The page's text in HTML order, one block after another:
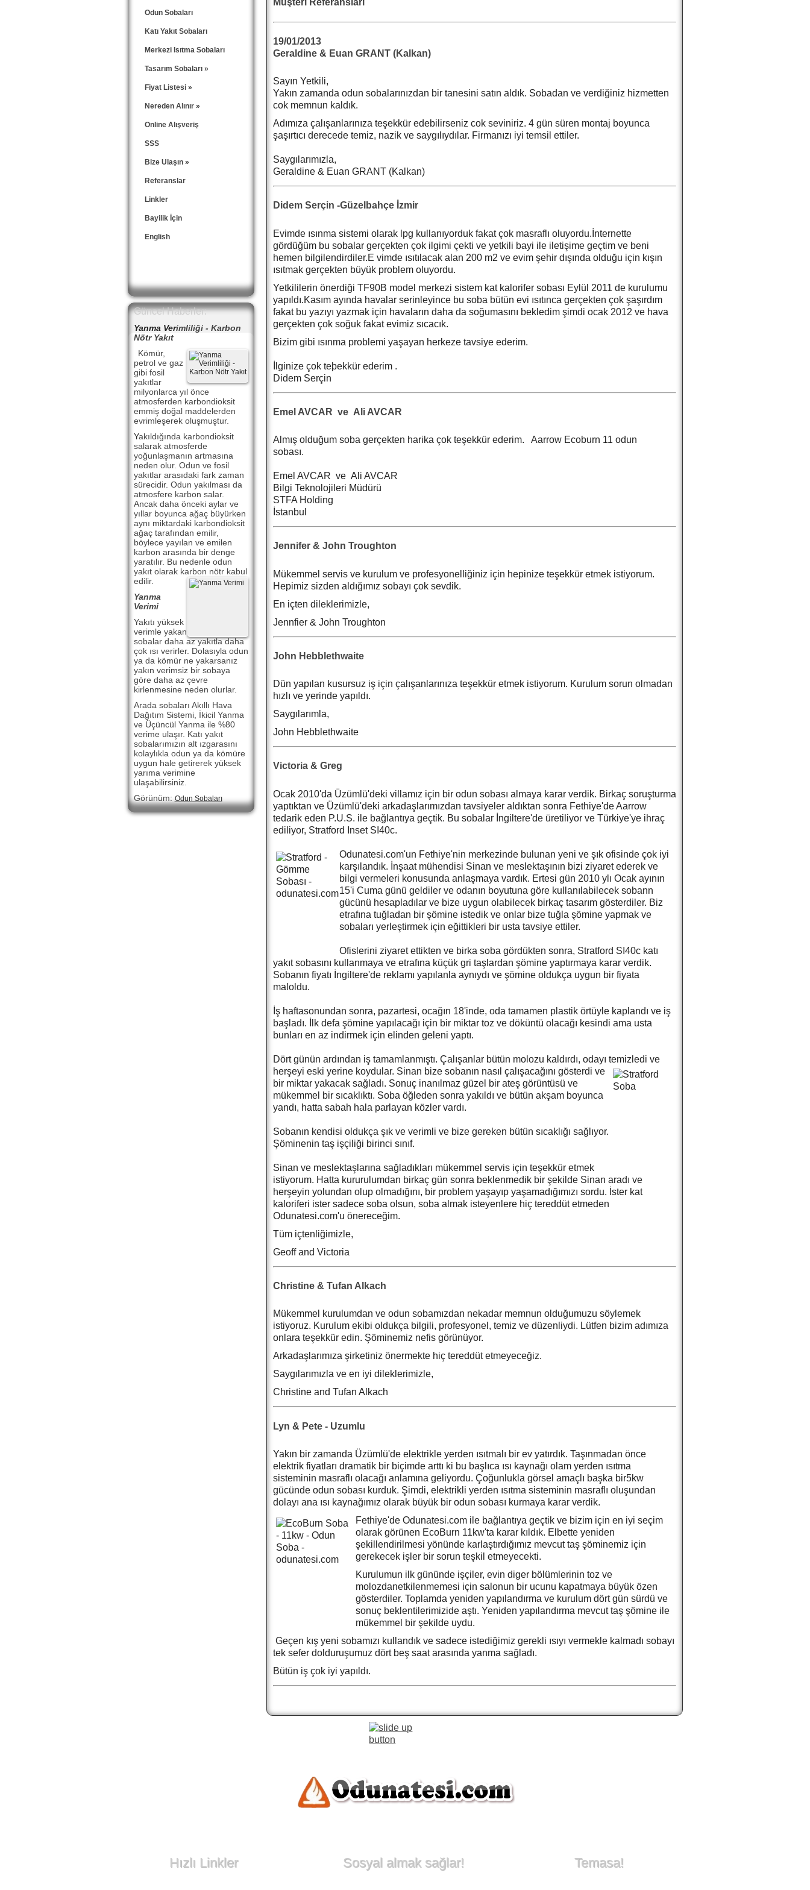
Yeni Model! - Aarrow 'i400' 6.1 Kw - Modern Tasarım Katı Yakıt Sobası - için tıklayınız
Türkiye’de hizmet veren odunatesi.com yetkililerini buradan öğrenebilirsiniz.
Odun Sobaları
Katı Yakıt Sobaları
Merkezi Isıtma Sobaları
Tasarım Sobaları»
Fiyat Listesi»
Nereden Alınır»
Online Alışveriş
SSS
Bize Ulaşın»
Referanslar
Linkler
Bayilik İçin
English
Güncel Haberler:
Yanma Verimliliği - Karbon
Nötr Yakıt
Kömür,
petrol ve gaz
gibi fosil
yakıtlar
milyonlarca yıl önce
atmosferden karbondioksit
emmiş doğal maddelerden
evrimleşerek oluşmuştur.
Yakıldığında karbondioksit
salarak atmosferde
yoğunlaşmanın artmasına
neden olur. Odun ve fosil
yakıtlar arasıdaki fark zaman
sürecidir. Odun yakılması da
atmosfere karbon salar.
Ancak daha önceki aylar ve
yıllar boyunca ağaç büyürken
aynı miktardaki karbondioksit
ağaç tarafından emilir,
böylece yayılan ve emilen
karbon arasında bir denge
yaratılır. Bu nedenle odun
yakıt olarak karbon nötr kabul
edilir.
Yanma
Verimi
Yakıtı yüksek
verimle yakan
sobalar daha az yakıtla daha
çok ısı verirler. Dolasıyla odun
ya da kömür ne yakarsanız
yakın verimsiz bir sobaya
göre daha az çevre
kirlenmesine neden olurlar.
Arada sobaları Akıllı Hava
Dağıtım Sistemi, İkicil Yanma
ve Üçüncül Yanma ile %80
verime ulaşır. Katı yakıt
sobalarımızın alt ızgarasını
kolaylıkla odun ya da kömüre
uygun hale getirerek yüksek
yarıma verimine
ulaşabilirsiniz.
Görünüm: Odun Sobaları
Müşteri Referansları
19/01/2013
Geraldine & Euan GRANT (Kalkan)
Sayın Yetkili,
Yakın zamanda odun sobalarınızdan bir tanesini satın aldık. Sobadan ve verdiğiniz hizmetten
cok memnun kaldık.
Adımıza çalışanlarınıza teşekkür edebilirseniz cok seviniriz. 4 gün süren montaj boyunca
şaşırtıcı derecede temiz, nazik ve saygılıydılar. Firmanızı iyi temsil ettiler.
Saygılarımızla,
Geraldine & Euan GRANT (Kalkan)
Didem Serçin -Güzelbahçe İzmir
Evimde ısınma sistemi olarak lpg kullanıyorduk fakat çok masraflı oluyordu.İnternette
gördüğüm bu sobalar gerçekten çok ilgimi çekti ve yetkili bayi ile iletişime geçtim ve beni
hemen bilgilendirdiler.E vimde ısıtılacak alan 200 m2 ve evim şehir dışında olduğu için kışın
ısıtmak gerçekten büyük problem oluyordu.
Yetkililerin önerdiği TF90B model merkezi sistem kat kalorifer sobası Eylül 2011 de kurulumu
yapıldı.Kasım ayında havalar serinleyince bu soba bütün evi ısıtınca gerçekten çok şaşırdım
fakat bu yazıyı yazmak için havaların daha da soğumasını bekledim şimdi ocak 2012 ve hava
gerçekten çok soğuk fakat evimiz sıcacık.
Bizim gibi ısınma problemi yaşayan herkeze tavsiye ederim.
İlginize çok teþekkür ederim .
Didem Serçin
Emel AVCAR ve Ali AVCAR
Almış olduğum soba gerçekten harika çok teşekkür ederim. Aarrow Ecoburn 11 odun
sobası.
Emel AVCAR ve Ali AVCAR
Bilgi Teknolojileri Müdürü
STFA Holding
İstanbul
Jennifer & John Troughton
Mükemmel servis ve kurulum ve profesyonelliğiniz için hepinize teşekkür etmek istiyorum.
Hepimiz sizden aldığımız sobayı çok sevdik.
En içten dileklerimizle,
Jennfier & John Troughton
John Hebblethwaite
Dün yapılan kusursuz iş için çalışanlarınıza teşekkür etmek istiyorum. Kurulum sorun olmadan
hızlı ve yerinde yapıldı.
Saygılarımla,
John Hebblethwaite
Victoria & Greg
Ocak 2010'da Üzümlü'deki villamız için bir odun sobası almaya karar verdik. Birkaç soruşturma
yaptıktan ve Üzümlü'deki arkadaşlarımızdan tavsiyeler aldıktan sonra Fethiye'de Aarrow
tedarik eden P.U.S. ile bağlantıya geçtik. Bu sobalar İngiltere'de üretiliyor ve Türkiye'ye ihraç
ediliyor, Stratford Inset SI40c.
Odunatesi.com'un Fethiye'nin merkezinde bulunan yeni ve şık ofisinde çok iyi
karşılandık. İnşaat mühendisi Sinan ve meslektaşının bizi ziyaret ederek ve
bilgi vermeleri konusunda anlaşmaya vardık. Ertesi gün 2010 ylı Ocak ayının
15'i Cuma günü geldiler ve odanın boyutuna göre kullanılabilecek sobann
gücünü hesapladılar ve bize uygun olabilecek birkaç tasarım gösterdiler. Biz
etrafına tuğladan bir şömine istedik ve onlar bize tuğla şömine yapmak ve
sobaları yerleştirmek için eğittikleri bir usta tavsiye ettiler.
Ofislerini ziyaret ettikten ve birka soba gördükten sonra, Stratford SI40c katı
yakıt sobasını kullanmaya ve etrafına küçük gri taşlardan şömine yaptırmaya karar verdik.
Sobanın fiyatı İngiltere'de reklamı yapılanla aynıydı ve şömine oldukça uygun bir fiyata
maloldu.
İş haftasonundan sonra, pazartesi, ocağın 18'inde, oda tamamen plastik örtüyle kaplandı ve iş
başladı. İlk defa şömine yapılacağı için bir miktar toz ve döküntü olacağı kesindi ama usta
bunları en az indirmek için elinden geleni yaptı.
Dört günün ardından iş tamamlanmıştı. Çalışanlar bütün molozu kaldırdı, odayı temizledi ve
herşeyi eski yerine koydular. Sinan bize sobanın nasıl çalışacağını gösterdi ve
bir miktar yakacak sağladı. Sonuç inanılmaz güzel bir ateş görüntüsü ve
mükemmel bir sıcaklıktı. Soba öğleden sonra yakıldı ve bütün akşam boyunca
yandı, hatta sabah hala parlayan közler vardı.
Sobanın kendisi oldukça şık ve verimli ve bize gereken bütün sıcaklığı sağlıyor.
Şöminenin taş işçiliği birinci sınıf.
Sinan ve meslektaşlarına sağladıkları mükemmel servis için teşekkür etmek
istiyorum. Hatta kururulumdan birkaç gün sonra beklenmedik bir şekilde Sinan aradı ve
herşeyin yolundan olup olmadığını, bir problem yaşayıp yaşamadığımızı sordu. İster kat
kaloriferi ister sadece soba olsun, soba almak isteyenlere hiç tereddüt etmeden
Odunatesi.com'u önereceğim.
Tüm içtenliğimizle,
Geoff and Victoria
Christine & Tufan Alkach
Mükemmel kurulumdan ve odun sobamızdan nekadar memnun olduğumuzu söylemek
istiyoruz. Kurulum ekibi oldukça bilgili, profesyonel, temiz ve düzenliydi. Lütfen bizim adımıza
onlara teşekkür edin. Şöminemiz nefis görünüyor.
Arkadaşlarımıza şirketiniz önermekte hiç tereddüt etmeyeceğiz.
Saygılarımızla ve en iyi dileklerimizle,
Christine and Tufan Alkach
Lyn & Pete - Uzumlu
Yakın bir zamanda Üzümlü'de elektrikle yerden ısıtmalı bir ev yatırdık. Taşınmadan önce
elektrik fiyatları dramatik bir biçimde arttı ki bu başlıca ısı kaynağı olam yerden ısıtma
sisteminin masraflı olacağı anlamına geliyordu. Çoğunlukla görsel amaçlı başka bir5kw
gücünde odun sobası kurduk. Şimdi, elektrikli yerden ısıtma sisteminin masraflı oluşundan
dolayı ana ısı kaynağımız olarak büyük bir odun sobası kurmaya karar verdik.
Fethiye'de Odunatesi.com ile bağlantıya geçtik ve bizim için en iyi seçim
olarak görünen EcoBurn 11kw'ta karar kıldık. Elbette yeniden
şekillendirilmesi yönünde karlaştırdığımız mevcut taş şöminemiz için
gerekecek işler bir sorun teşkil etmeyecekti.
Kurulumun ilk gününde işçiler, evin diger bölümlerinin toz ve
molozdanetkilenmemesi için salonun bir ucunu kapatmaya büyük özen
gösterdiler. Toplamda yeniden yapılandırma ve kurulum dört gün sürdü ve
sonuç beklentilerimizide aştı. Yeniden yapılandırma mevcut taş şömine ile
mükemmel bir şekilde uydu.
Geçen kış yeni sobamızı kullandık ve sadece istediğimiz gerekli ısıyı vermekle kalmadı sobayı
tek sefer dolduruşumuz dört beş saat arasında yanma sağladı.
Bütün iş çok iyi yapıldı.
Hızlı Linkler Sosyal almak sağlar! Temasa!